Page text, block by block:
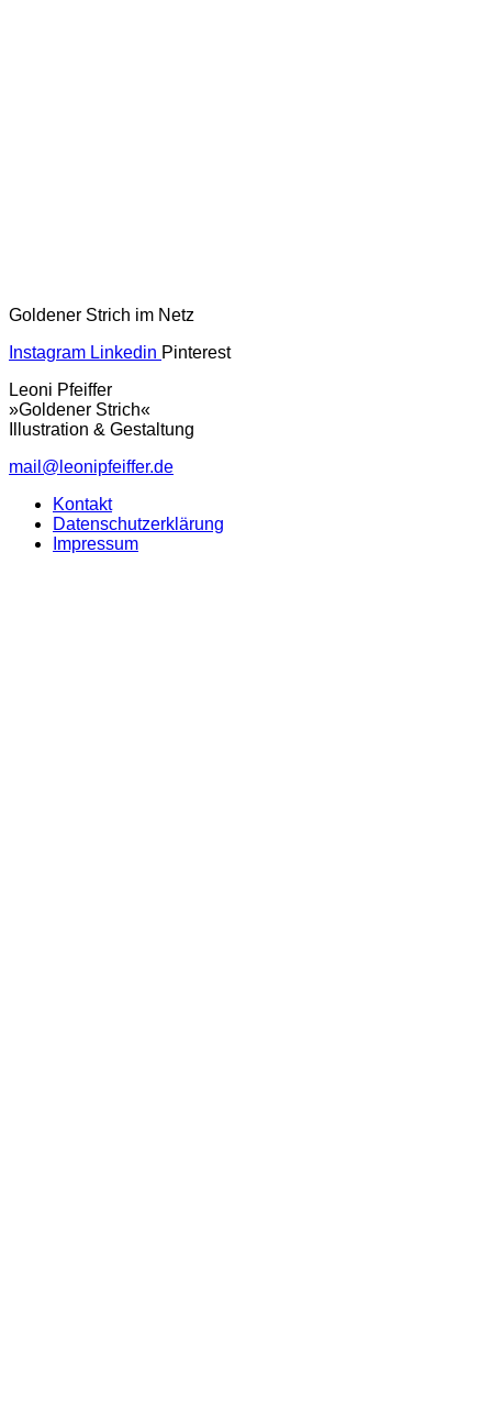
Goldener Strich im Netz
Instagram Linkedin Pinterest
Leoni Pfeiffer
»Goldener Strich«
Illustration & Gestaltung
mail@leonipfeiffer.de
Kontakt
Datenschutzerklärung
Impressum